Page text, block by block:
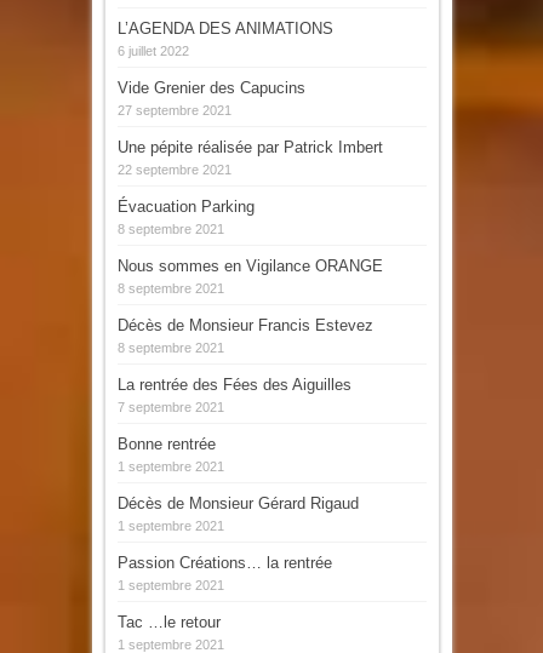
L’AGENDA DES ANIMATIONS
6 juillet 2022
Vide Grenier des Capucins
27 septembre 2021
Une pépite réalisée par Patrick Imbert
22 septembre 2021
Évacuation Parking
8 septembre 2021
Nous sommes en Vigilance ORANGE
8 septembre 2021
Décès de Monsieur Francis Estevez
8 septembre 2021
La rentrée des Fées des Aiguilles
7 septembre 2021
Bonne rentrée
1 septembre 2021
Décès de Monsieur Gérard Rigaud
1 septembre 2021
Passion Créations… la rentrée
1 septembre 2021
Tac …le retour
1 septembre 2021